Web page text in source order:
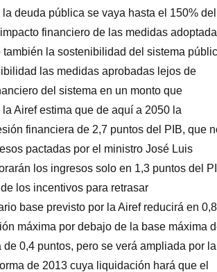
deuda pública se vaya hasta el 150% del
financiero de las medidas
la sostenibilidad del sistema
las medidas aprobadas lejos de
del sistema en un monto que
Airef estima que de aquí a 2050 la
financiera de 2,7 puntos del PIB, que
pactadas por el ministro José Luis
los ingresos solo en 1,3 puntos del
los incentivos para retrasar
base previsto por la Airef reducirá en 0,8
máxima por debajo de la base máxima
0,4 puntos, pero se verá ampliada por la
de 2013 cuya liquidación hará que el